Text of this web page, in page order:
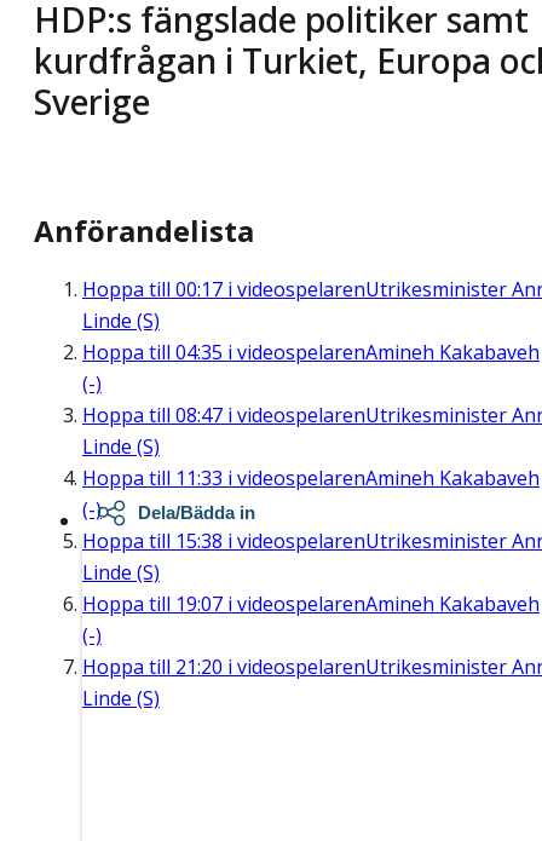
HDP:s fängslade politiker samt
kurdfrågan i Turkiet, Europa
Sverige
Anförandelista
Hoppa till 00:17 i videospelarenUtrikesminister
Linde (S)
Hoppa till 04:35 i videospelarenAmineh Kakabaveh
(-)
Hoppa till 08:47 i videospelarenUtrikesminister
Linde (S)
Hoppa till 11:33 i videospelarenAmineh Kakabaveh
(-)
Hoppa till 15:38 i videospelarenUtrikesminister
Linde (S)
Hoppa till 19:07 i videospelarenAmineh Kakabaveh
(-)
Hoppa till 21:20 i videospelarenUtrikesminister
Linde (S)
Dela/Bädda in